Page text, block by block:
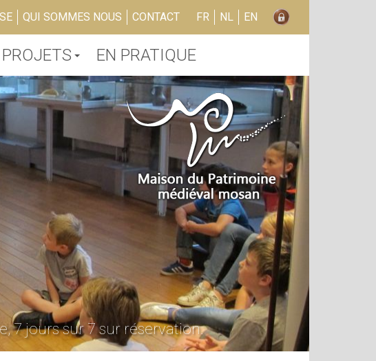
FR NL EN
QUI SOMMES NOUS CONTACT
PROJETS EN PRATIQUE
7 jours sur 7 sur réservation.